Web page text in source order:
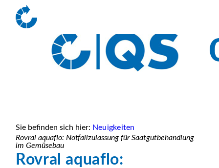
Sie befinden sich hier: Neuigkeiten
Rovral aquaflo: Notfallzulassung für Saatgutbehandlung
im Gemüsebau
Rovral aquaflo: